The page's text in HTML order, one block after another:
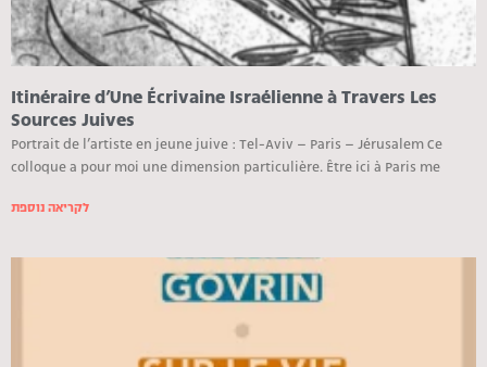
Itinéraire d’Une Écrivaine Israélienne à Travers Les
Sources Juives
Portrait de l’artiste en jeune juive : Tel-Aviv – Paris – Jérusalem Ce
colloque a pour moi une dimension particulière. Être ici à Paris me
לקריאה נוספת